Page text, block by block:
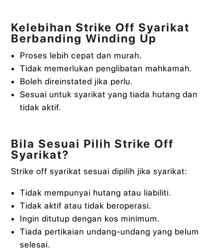
Kelebihan Strike Off Syarikat
Berbanding Winding Up
Proses lebih cepat dan murah.
Tidak memerlukan penglibatan mahkamah.
Boleh direinstated jika perlu.
Sesuai untuk syarikat yang tiada hutang dan
tidak aktif.
Bila Sesuai Pilih Strike Off
Syarikat?
Strike off syarikat sesuai dipilih jika syarikat:
Tidak mempunyai hutang atau liabiliti.
Tidak aktif atau tidak beroperasi.
Ingin ditutup dengan kos minimum.
Tiada pertikaian undang-undang yang belum
selesai.